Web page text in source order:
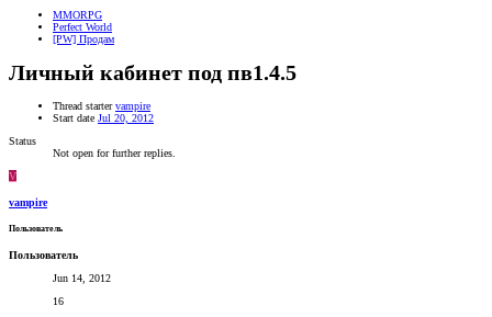
MMORPG
Perfect World
[PW] Продам
Личный кабинет под пв1.4.5
Thread starter vampire
Start date Jul 20, 2012
Status
Not open for further replies.
V
vampire
Пользователь
Пользователь
Jun 14, 2012
16